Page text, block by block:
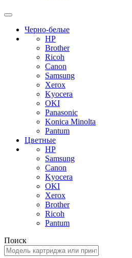
Черно-белые
HP
Brother
Ricoh
Canon
Samsung
Xerox
Kyocera
OKI
Panasonic
Konica Minolta
Pantum
Цветные
HP
Samsung
Canon
Kyocera
OKI
Xerox
Brother
Ricoh
Pantum
Поиск